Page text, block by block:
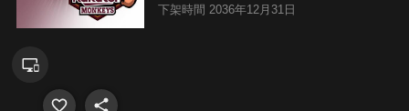
下架時間 2036年12月31日